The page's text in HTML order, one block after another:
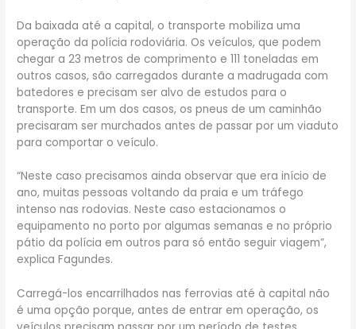
Da baixada até a capital, o transporte mobiliza uma
operação da polícia rodoviária. Os veículos, que podem
chegar a 23 metros de comprimento e 111 toneladas em
outros casos, são carregados durante a madrugada com
batedores e precisam ser alvo de estudos para o
transporte. Em um dos casos, os pneus de um caminhão
precisaram ser murchados antes de passar por um viaduto
para comportar o veículo.
“Neste caso precisamos ainda observar que era início de
ano, muitas pessoas voltando da praia e um tráfego
intenso nas rodovias. Neste caso estacionamos o
equipamento no porto por algumas semanas e no próprio
pátio da polícia em outros para só então seguir viagem”,
explica Fagundes.
Carregá-los encarrilhados nas ferrovias até à capital não
é uma opção porque, antes de entrar em operação, os